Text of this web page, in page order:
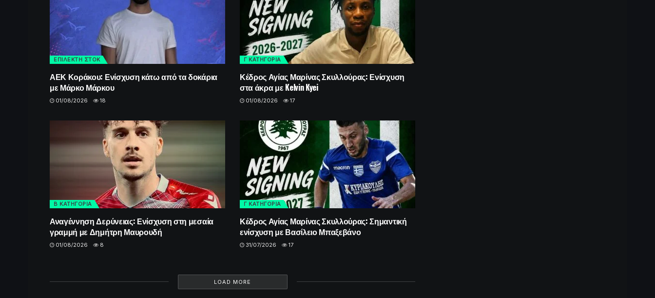
ΕΠΙΛΕΚΤΗ ΣΤΟΚ
ΑΕΚ Κοράκου: Ενίσχυση κάτω από τα δοκάρια
με Μάρκο Μάρκου
01/08/2026 18
Γ ΚΑΤΗΓΟΡΙΑ
Κέδρος Αγίας Μαρίνας Σκυλλούρας: Ενίσχυση
στα άκρα με Kelvin Kyei
01/08/2026 17
Β ΚΑΤΗΓΟΡΙΑ
Αναγέννηση Δερύνειας: Ενίσχυση στη μεσαία
γραμμή με Δημήτρη Μαυρουδή
01/08/2026 8
Γ ΚΑΤΗΓΟΡΙΑ
Κέδρος Αγίας Μαρίνας Σκυλλούρας: Σημαντική
ενίσχυση με Βασίλειο Μπαξεβάνο
31/07/2026 17
LOAD MORE